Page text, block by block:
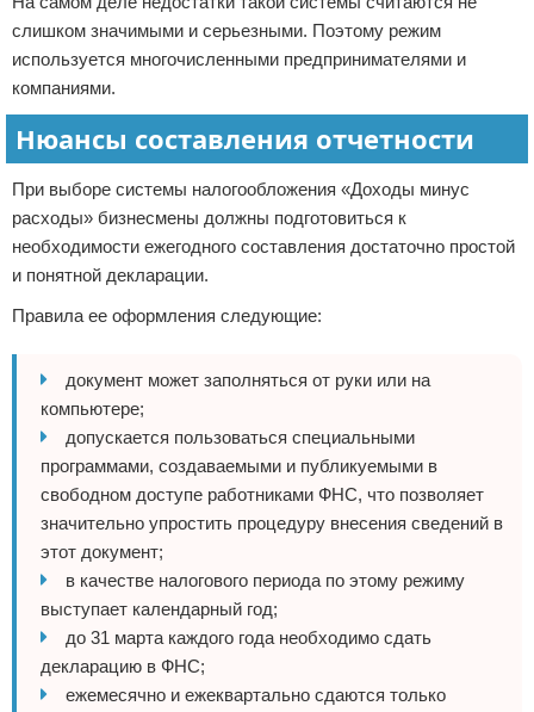
слишком значимыми и серьезными. Поэтому режим
используется многочисленными предпринимателями и
компаниями.
Нюансы составления отчетности
При выборе системы налогообложения «Доходы минус
расходы» бизнесмены должны подготовиться к
необходимости ежегодного составления достаточно простой
и понятной декларации.
Правила ее оформления следующие:
документ может заполняться от руки или на
компьютере;
допускается пользоваться специальными
программами, создаваемыми и публикуемыми в
свободном доступе работниками ФНС, что позволяет
значительно упростить процедуру внесения сведений в
этот документ;
в качестве налогового периода по этому режиму
выступает календарный год;
до 31 марта каждого года необходимо сдать
декларацию в ФНС;
ежемесячно и ежеквартально сдаются только